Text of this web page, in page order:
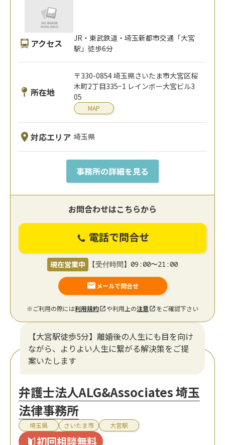
アクセス
JR・東武鉄道・埼玉新都市交通「大宮
駅」徒歩6分
所在地
〒330-0854 埼玉県さいたま市大宮区桜
木町2丁目335−1 レインボー大宮ビル3
05
MAP
対応エリア 埼玉県
事務所の詳細を見る
お問合わせはこちらから
電話で問合せ
現在営業中 【受付時間】09:00〜21:00
メールで問合せ
※ご利用の際には利用規約 や利用上の注意 をご確認下さい
【大宮駅徒歩5分】離婚後の人生にも目を向け
ながら、よりよい人生に繋がる解決策をご提
案いたします
弁護士法人ALG&Associates 埼玉
法律事務所
埼玉県 さいたま市 大宮駅
初回相談無料